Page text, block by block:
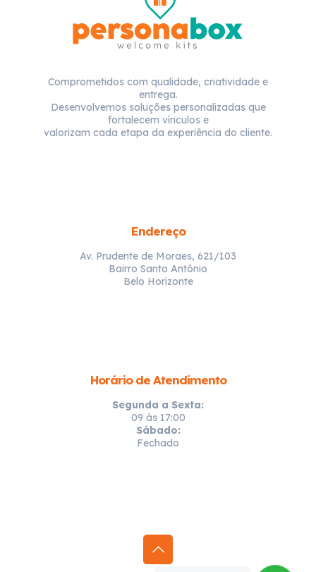
Comprometidos com qualidade, criatividade e
entrega.
Desenvolvemos soluções personalizadas que
fortalecem vínculos e
valorizam cada etapa da experiência do cliente.
Endereço
Av. Prudente de Moraes, 621/103
Bairro Santo Antônio
Belo Horizonte
Horário de Atendimento
Segunda a Sexta:
09 ás 17:00
Sábado:
Fechado